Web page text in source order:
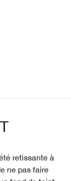
retissante à
ne pas faire